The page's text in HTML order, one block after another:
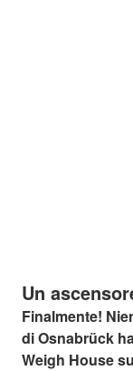
Un
sedia a
in un
Finalmente!
di Osnabrück
Weigh House